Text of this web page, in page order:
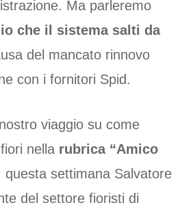
Ma parleremo
che il sistema salti da
del mancato rinnovo
con i fornitori Spid.
viaggio su come
nella rubrica “Amico
questa settimana Salvatore
del settore fioristi di